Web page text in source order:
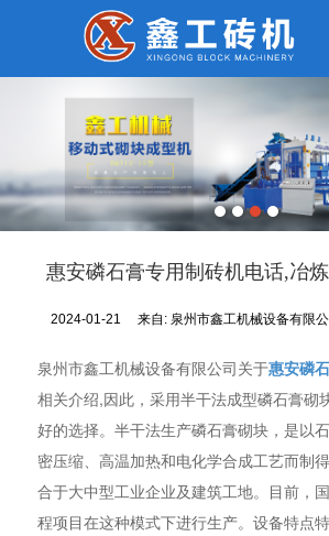
公司介绍 产品展示 应用案例
惠安磷石膏专用制砖机电话,冶
2024-01-21 来自: 泉州市鑫工机械设备有限公
泉州市鑫工机械设备有限公司关于惠安磷
相关介绍,因此，采用半干法成型磷石膏砌
好的选择。半干法生产磷石膏砌块，是以
密压缩、高温加热和电化学合成工艺而制
合于大中型工业企业及建筑工地。目前，
程项目在这种模式下进行生产。设备特点